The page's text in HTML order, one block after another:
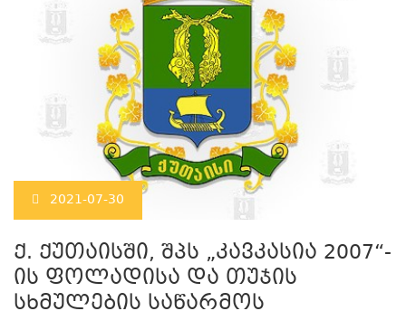
2021-07-30
ქ. ქუთაისში, შპს „კავკასია 2007“-
ის ფოლადისა და თუჯის
სხმულების საწარმოს